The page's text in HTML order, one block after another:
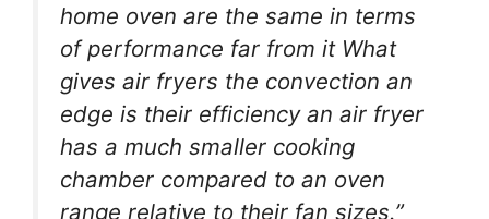
home oven are the same in terms
of performance far from it What
gives air fryers the convection an
edge is their efficiency an air fryer
has a much smaller cooking
chamber compared to an oven
range relative to their fan sizes.”